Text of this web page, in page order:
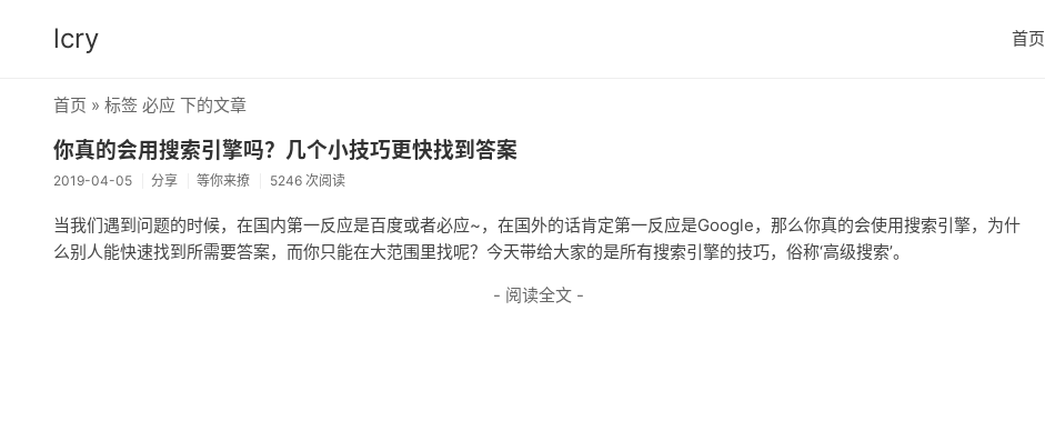
lcry 首页
首页 » 标签 必应 下的文章
你真的会用搜索引擎吗？几个小技巧更快找到答案
2019-04-05 分享 等你来撩 5246 次阅读
当我们遇到问题的时候，在国内第一反应是百度或者必应~，在国外的话肯定第一反应是Google，那么你真的会使用搜索引擎，为什
么别人能快速找到所需要答案，而你只能在大范围里找呢？今天带给大家的是所有搜索引擎的技巧，俗称‘高级搜索’。
- 阅读全文 -